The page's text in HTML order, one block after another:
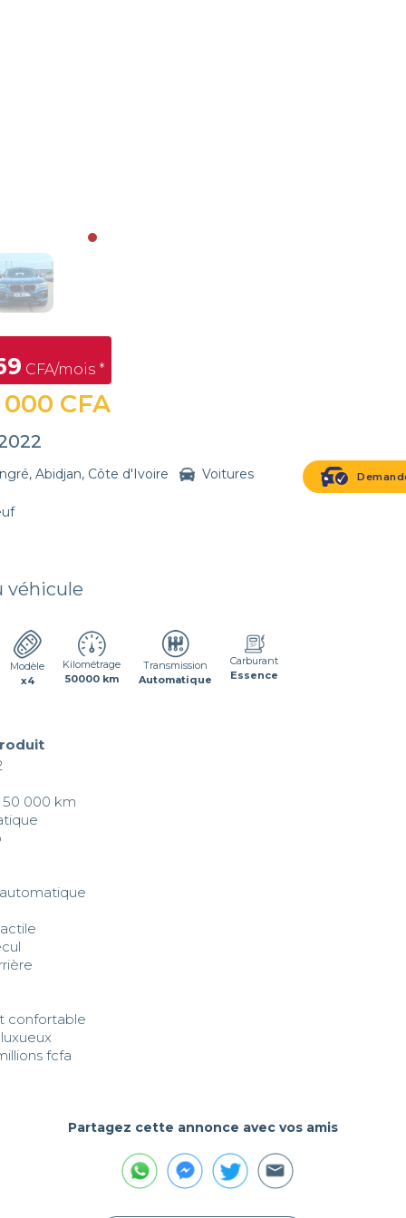
CFA/mois *
CFA
Abidjan, Côte d'Ivoire Voitures
véhicule
Modèle
x4
Kilométrage
50000 km
Transmission
Automatique
Carburant
Essence
000 km
confortable
fcfa
Partagez cette annonce avec vos amis